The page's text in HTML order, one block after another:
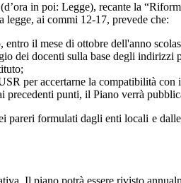
in poi: Legge), recante la
legge, ai commi 12-17, prevede che:
entro il mese di ottobre dell'anno
dei docenti sulla base degli
per accertarne la compatibilità
precedenti punti, il Piano verrà
formulati dagli enti locali e